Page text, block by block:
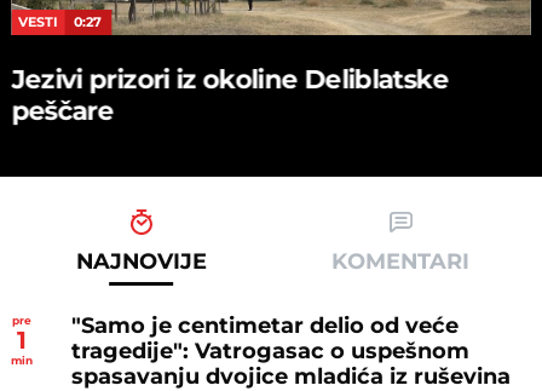
VESTI 0:27
Jezivi prizori iz okoline Deliblatske
peščare
NAJNOVIJE KOMENTARI
pre
1
min
"Samo je centimetar delio od veće
tragedije": Vatrogasac o uspešnom
spasavanju dvojice mladića iz ruševina